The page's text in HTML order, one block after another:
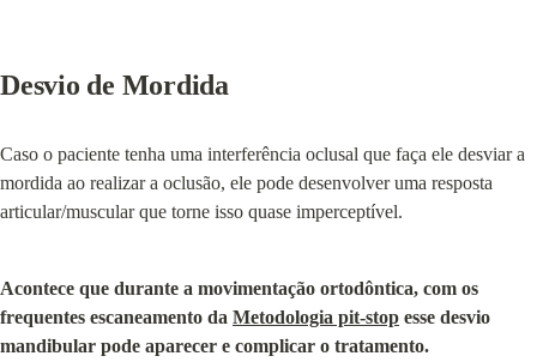
Desvio de Mordida
Caso o paciente tenha uma interferência oclusal que faça ele desviar a
mordida ao realizar a oclusão, ele pode desenvolver uma resposta
articular/muscular que torne isso quase imperceptível.
Acontece que durante a movimentação ortodôntica, com os
frequentes escaneamento da Metodologia pit-stop esse desvio
mandibular pode aparecer e complicar o tratamento.